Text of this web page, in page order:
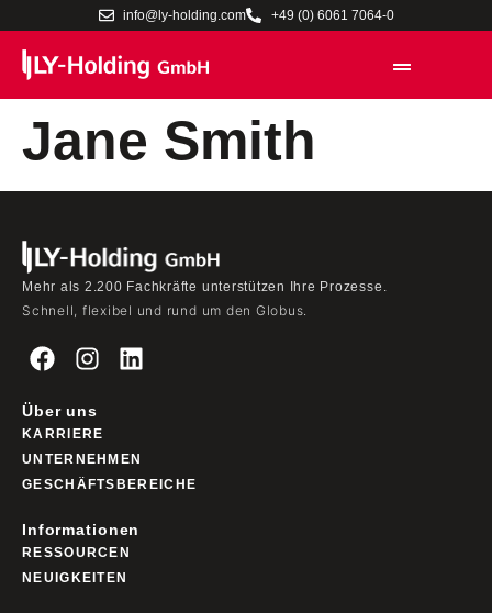
info@ly-holding.com +49 (0) 6061 7064-0
Jane Smith
Mehr als 2.200 Fachkräfte unterstützen Ihre Prozesse.
Schnell, flexibel und rund um den Globus.
Über uns
KARRIERE
UNTERNEHMEN
GESCHÄFTSBEREICHE
Informationen
RESSOURCEN
NEUIGKEITEN